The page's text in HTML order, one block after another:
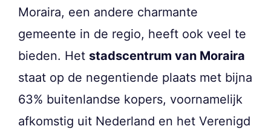
Moraira, een andere charmante
gemeente in de regio, heeft ook veel te
bieden. Het stadscentrum van Moraira
staat op de negentiende plaats met bijna
63% buitenlandse kopers, voornamelijk
afkomstig uit Nederland en het Verenigd